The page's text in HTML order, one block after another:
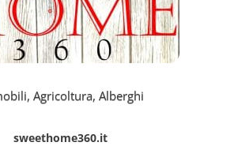
Agricoltura, Alberghi
sweethome360.it